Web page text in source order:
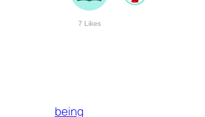
being